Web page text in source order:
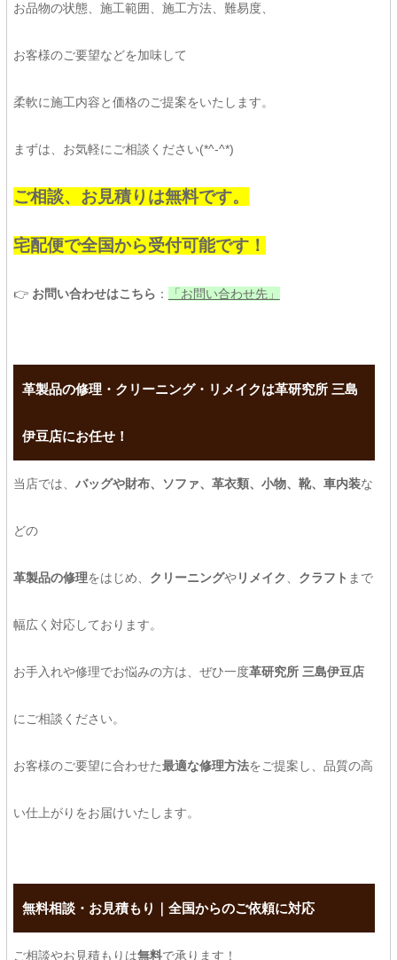
お品物の状態、施工範囲、施工方法、難易度、
お客様のご要望などを加味して
柔軟に施工内容と価格のご提案をいたします。
まずは、お気軽にご相談ください(*^-^*)
ご相談、お見積りは無料です。
宅配便で全国から受付可能です！
👉 お問い合わせはこちら ： 「お問い合わせ先」
革製品の修理・クリーニング・リメイクは革研究所 三島
伊豆店にお任せ！
当店では、 バッグや財布、ソファ、革衣類、小物、靴、車内装な
どの
革製品の修理をはじめ、 クリーニングやリメイク クラフト まで
幅広く対応しております。
お手入れや修理でお悩みの方は、ぜひ一度革研究所 三島伊豆店
にご相談ください。
お客様のご要望に合わせた最適な修理方法をご提案し、品質の高
い仕上がりをお届けいたします。
無料相談・お見積もり｜全国からのご依頼に対応
ご相談やお見積もりは無料で承ります！